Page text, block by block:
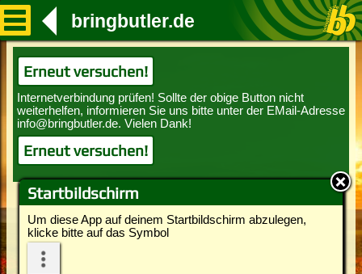
Startbildschirm
Um diese App auf deinem Startbildschirm abzulegen,
klicke bitte auf das Symbol
bringbutler.de
Erneut versuchen!
Erneut versuchen!